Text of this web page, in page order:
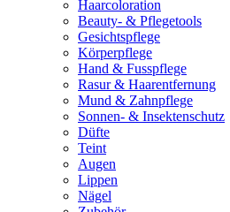
Haarcoloration
Beauty- & Pflegetools
Gesichtspflege
Körperpflege
Hand & Fusspflege
Rasur & Haarentfernung
Mund & Zahnpflege
Sonnen- & Insektenschutz
Düfte
Teint
Augen
Lippen
Nägel